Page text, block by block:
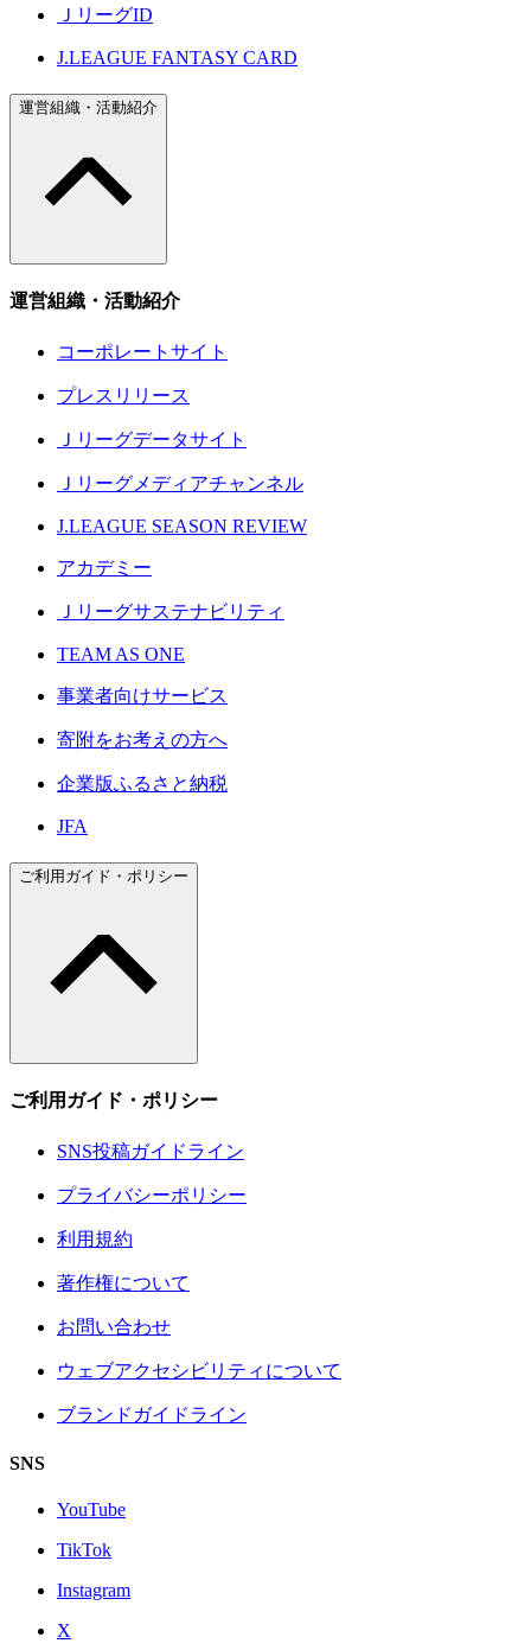
ＪリーグID
J.LEAGUE FANTASY CARD
運営組織・活動紹介
運営組織・活動紹介
コーポレートサイト
プレスリリース
Ｊリーグデータサイト
Ｊリーグメディアチャンネル
J.LEAGUE SEASON REVIEW
アカデミー
Ｊリーグサステナビリティ
TEAM AS ONE
事業者向けサービス
寄附をお考えの方へ
企業版ふるさと納税
JFA
ご利用ガイド・ポリシー
ご利用ガイド・ポリシー
SNS投稿ガイドライン
プライバシーポリシー
利用規約
著作権について
お問い合わせ
ウェブアクセシビリティについて
ブランドガイドライン
SNS
YouTube
TikTok
Instagram
X